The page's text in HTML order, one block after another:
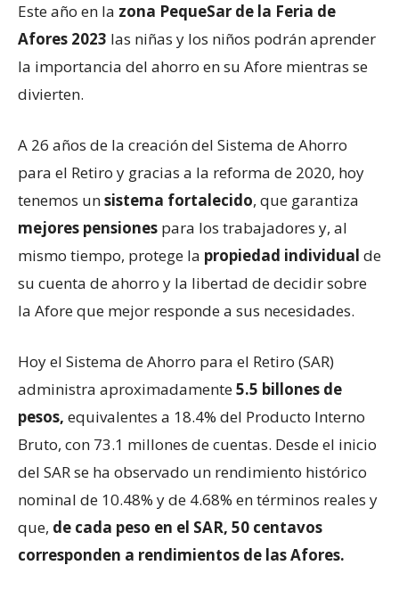
Este año en la zona PequeSar de la Feria de
Afores 2023 las niñas y los niños podrán aprender
la importancia del ahorro en su Afore mientras se
divierten.
A 26 años de la creación del Sistema de Ahorro
para el Retiro y gracias a la reforma de 2020, hoy
tenemos unsistema fortalecido, que garantiza
mejores pensiones para los trabajadores y, al
mismo tiempo, protege la propiedad individual de
su cuenta de ahorro y la libertad de decidir sobre
la Afore que mejor responde a sus necesidades.
Hoy el Sistema de Ahorro para el Retiro (SAR)
administra aproximadamente5.5 billones de
pesos, equivalentes a 18.4% del Producto Interno
Bruto, con 73.1 millones de cuentas. Desde el inicio
del SAR se ha observado un rendimiento histórico
nominal de 10.48% y de 4.68% en términos reales y
que, de cada peso en el SAR, 50 centavos
corresponden a rendimientos de las Afores.